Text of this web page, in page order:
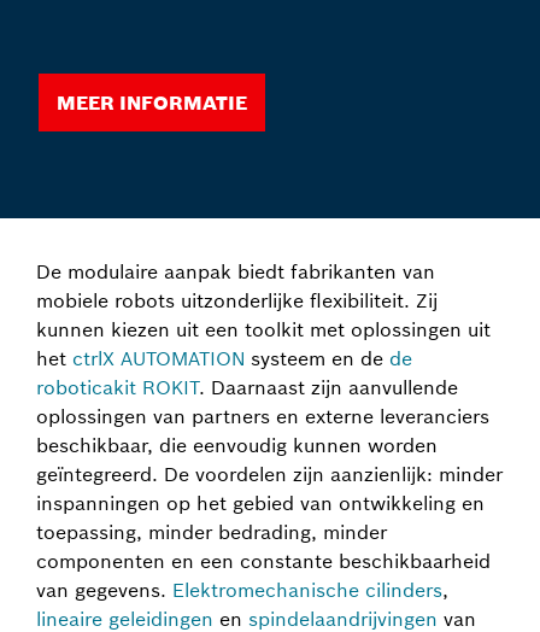
Meer informatie
De modulaire aanpak biedt fabrikanten van
mobiele robots uitzonderlijke flexibiliteit. Zij
kunnen kiezen uit een toolkit met oplossingen uit
het ctrlX AUTOMATION systeem en de de
roboticakit ROKIT. Daarnaast zijn aanvullende
oplossingen van partners en externe leveranciers
beschikbaar, die eenvoudig kunnen worden
geïntegreerd. De voordelen zijn aanzienlijk: minder
inspanningen op het gebied van ontwikkeling en
toepassing, minder bedrading, minder
componenten en een constante beschikbaarheid
van gegevens. Elektromechanische cilinders,
lineaire geleidingen en spindelaandrijvingen van